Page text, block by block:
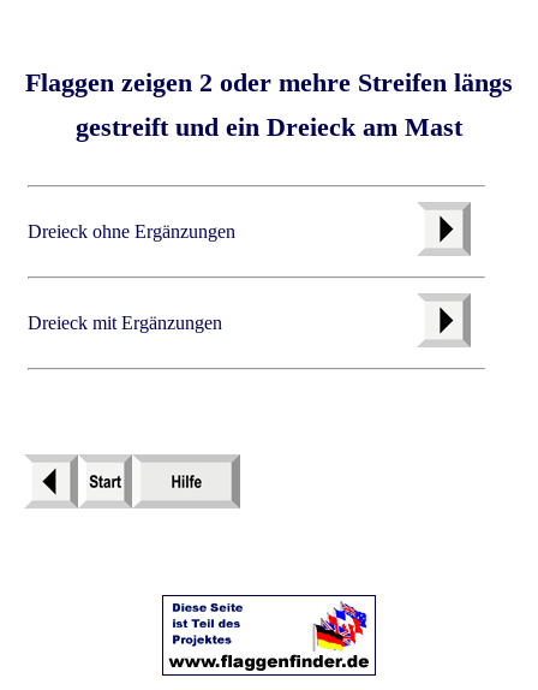
Flaggen zeigen 2 oder mehre Streifen längs
gestreift und ein Dreieck am Mast
Dreieck ohne Ergänzungen
Dreieck mit Ergänzungen